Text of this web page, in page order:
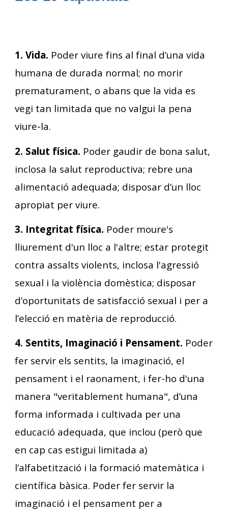
1. Vida. Poder viure fins al final d’una vida
humana de durada normal; no morir
prematurament, o abans que la vida es
vegi tan limitada que no valgui la pena
viure-la.
2. Salut física. Poder gaudir de bona salut,
inclosa la salut reproductiva; rebre una
alimentació adequada; disposar d’un lloc
apropiat per viure.
3. Integritat física. Poder moure's
lliurement d'un lloc a l'altre; estar protegit
contra assalts violents, inclosa l'agressió
sexual i la violència domèstica; disposar
d’oportunitats de satisfacció sexual i per a
l’elecció en matèria de reproducció.
4. Sentits, Imaginació i Pensament. Poder
fer servir els sentits, la imaginació, el
pensament i el raonament, i fer-ho d'una
manera "veritablement humana", d’una
forma informada i cultivada per una
educació adequada, que inclou (però que
en cap cas estigui limitada a)
l’alfabetització i la formació matemàtica i
científica bàsica. Poder fer servir la
imaginació i el pensament per a